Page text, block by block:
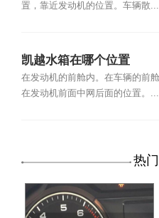
置，靠近发动机的位置。车辆散...
凯越水箱在哪个位置
在发动机的前舱内。在车辆的前
在发动机前面中网后面的位置。...
热